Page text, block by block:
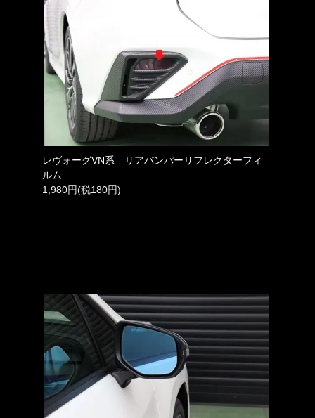
レヴォーグVN系 リアバンパーリフレクターフィ
ルム
1,980円(税180円)